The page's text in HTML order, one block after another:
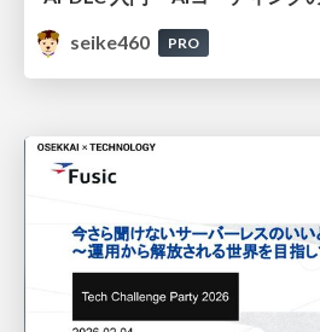
seike460
PRO